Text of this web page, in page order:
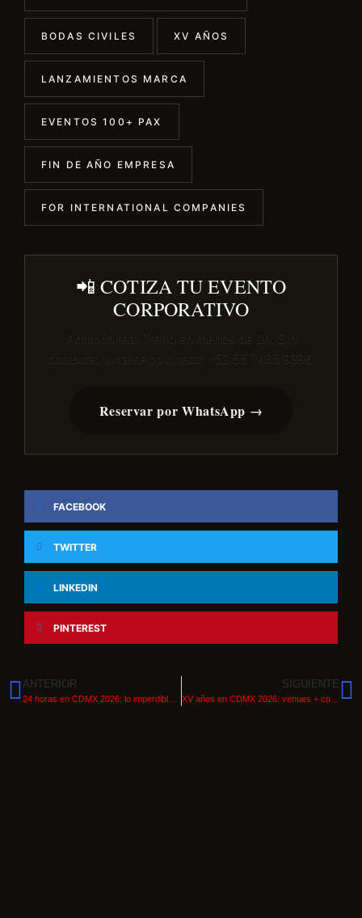
BODAS CIVILES XV AÑOS
LANZAMIENTOS MARCA
EVENTOS 100+ PAX
FIN DE AÑO EMPRESA
FOR INTERNATIONAL COMPANIES
📲 COTIZA TU EVENTO
CORPORATIVO
Anfitrión real Trend en menos de 1h. Sin
chatbots. WhatsApp directo +52 55 7465 9396.
Reservar por WhatsApp →
FACEBOOK
TWITTER
LINKEDIN
PINTEREST
ANTERIOR SIGUIENTE
XV años en CDMX 2026: venues + coordinación completa Trend México